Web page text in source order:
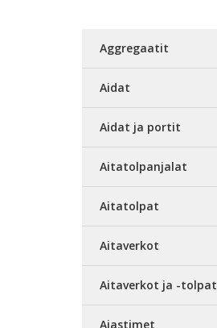
Aggregaatit
Aidat
Aidat ja portit
Aitatolpanjalat
Aitatolpat
Aitaverkot
Aitaverkot ja -tolpat
Ajastimet